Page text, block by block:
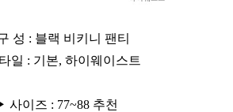
성 : 블랙 비키니 팬티
일 : 기본, 하이웨이스트
사이즈 : 77~88 추천